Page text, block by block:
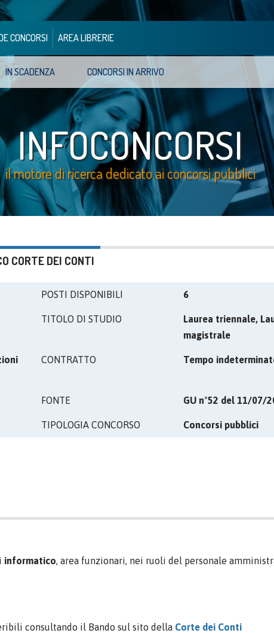
CONCORSI AREA LIBRERIE
IN SCADENZA CONCORSI IN ARRIVO
INFOCONCORSI
il motore di ricerca dedicato ai concorsi pubblici
CORTE DEI CONTI
POSTI DISPONIBILI 6
TITOLO DI STUDIO
Laurea triennale,
magistrale
CONTRATTO Tempo
FONTE GU n°52 del 11/07/
TIPOLOGIA CONCORSO Concorsi pubblici
informatico, area funzionari, nei ruoli del personale
consultando il Bando sul sito della Corte dei Conti